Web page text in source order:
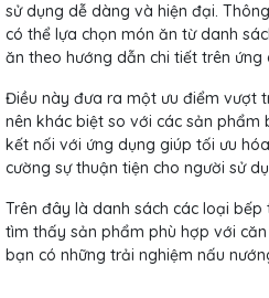
sử dụng dễ dàng và hiện đại.
có thể lựa chọn món ăn từ danh
ăn theo hướng dẫn chi tiết trên ứng
Điều này đưa ra một ưu điểm vượt
nên khác biệt so với các sản phẩm
kết nối với ứng dụng giúp tối ưu
cường sự thuận tiện cho người sử
Trên đây là danh sách các loại
tìm thấy sản phẩm phù hợp với
bạn có những trải nghiệm nấu